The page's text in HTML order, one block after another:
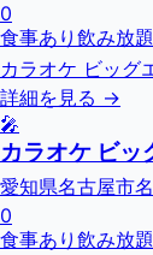
0
食事あり 飲み放題
カラオケ ビッグ
詳細を見る →
🎤
カラオケ ビッ
愛知県名古屋市
0
食事あり 飲み放題